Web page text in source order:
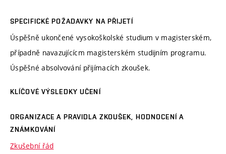
SPECIFICKÉ POŽADAVKY NA PŘIJETÍ
Úspěšně ukončené vysokoškolské studium v magisterském,
případně navazujícícm magisterském studijním programu.
Úspěšné absolvování přijímacích zkoušek.
KLÍČOVÉ VÝSLEDKY UČENÍ
ORGANIZACE A PRAVIDLA ZKOUŠEK, HODNOCENÍ A
ZNÁMKOVÁNÍ
Zkušební řád